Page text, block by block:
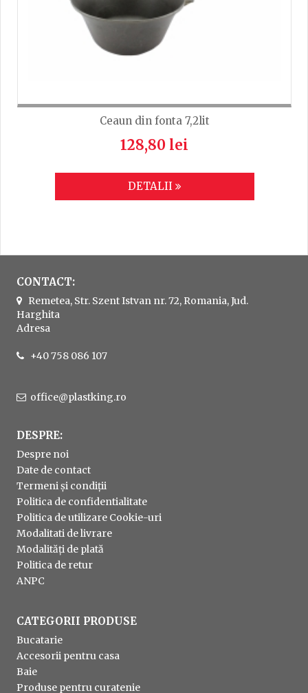
Ceaun din fonta 7,2lit
128,80 lei
DETALII
CONTACT:
Remetea, Str. Szent Istvan nr. 72, Romania, Jud.
Harghita
Adresa
+40 758 086 107
office@plastking.ro
DESPRE:
Despre noi
Date de contact
Termeni și condiții
Politica de confidentialitate
Politica de utilizare Cookie-uri
Modalitati de livrare
Modalități de plată
Politica de retur
ANPC
CATEGORII PRODUSE
Bucatarie
Accesorii pentru casa
Baie
Produse pentru curatenie